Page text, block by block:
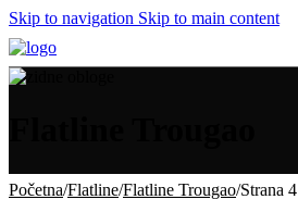
Skip to navigation Skip to main content
Početna/Flatline/Flatline Trougao/Strana 4